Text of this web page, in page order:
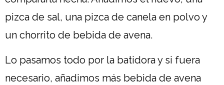
pizca de sal, una pizca de canela en polvo y
un chorrito de bebida de avena.
Lo pasamos todo por la batidora y si fuera
necesario, añadimos más bebida de avena